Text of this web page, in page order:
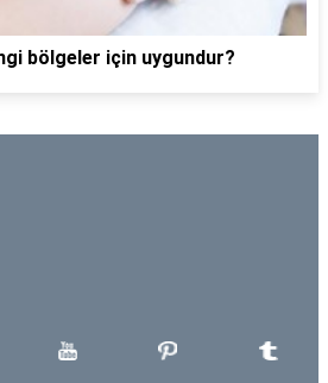
bölgeler için uygundur?